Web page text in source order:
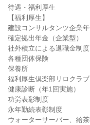
待遇・福利厚生
【福利厚生】
建設コンサルタンツ企業
確定拠出年金（企業型）
社外積立による退職金制度
各種団体保険
保養所
福利厚生倶楽部リロクラブ
健康診断（年1回実施）
功労表彰制度
永年勤続表彰制度
ウォーターサーバー、給